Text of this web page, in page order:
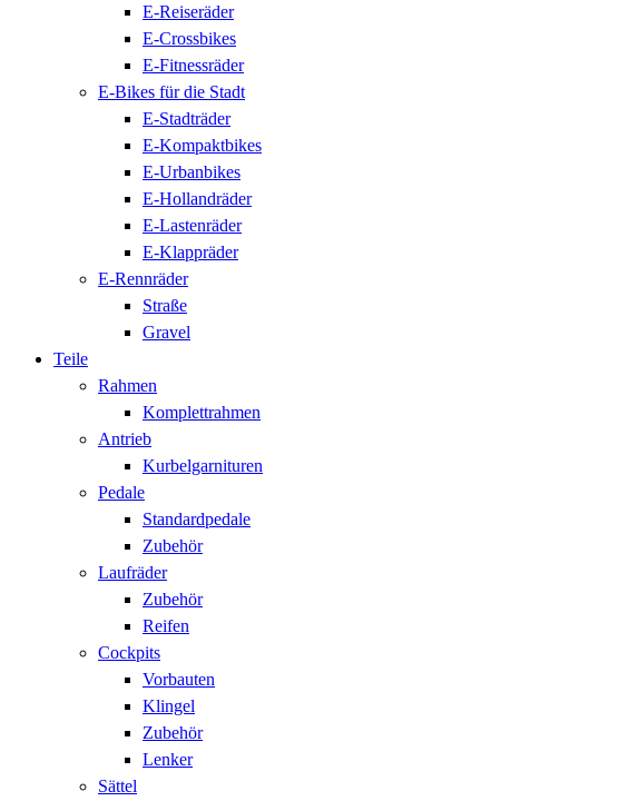
E-Reiseräder
E-Crossbikes
E-Fitnessräder
E-Bikes für die Stadt
E-Stadträder
E-Kompaktbikes
E-Urbanbikes
E-Hollandräder
E-Lastenräder
E-Klappräder
E-Rennräder
Straße
Gravel
Teile
Rahmen
Komplettrahmen
Antrieb
Kurbelgarnituren
Pedale
Standardpedale
Zubehör
Laufräder
Zubehör
Reifen
Cockpits
Vorbauten
Klingel
Zubehör
Lenker
Sättel